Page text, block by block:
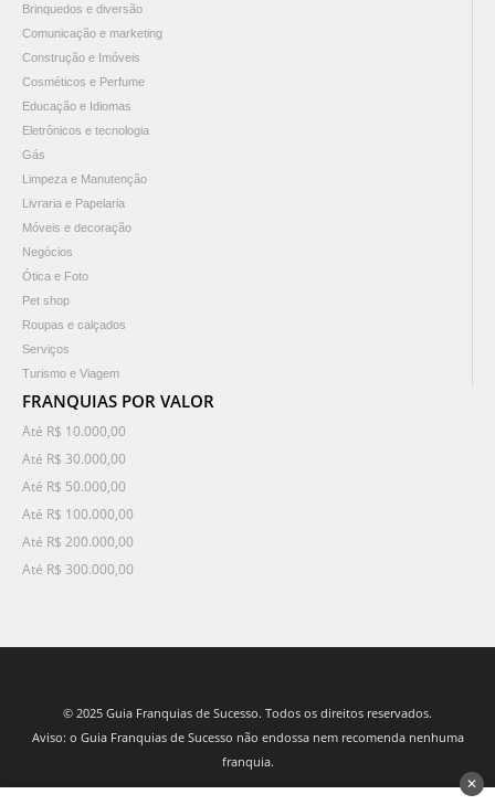
Brinquedos e diversão
Comunicação e marketing
Construção e Imóveis
Cosméticos e Perfume
Educação e Idiomas
Eletrônicos e tecnologia
Gás
Limpeza e Manutenção
Livraria e Papelaria
Móveis e decoração
Negócios
Ótica e Foto
Pet shop
Roupas e calçados
Serviços
Turismo e Viagem
FRANQUIAS POR VALOR
Até R$ 10.000,00
Até R$ 30.000,00
Até R$ 50.000,00
Até R$ 100.000,00
Até R$ 200.000,00
Até R$ 300.000,00
© 2025 Guia Franquias de Sucesso. Todos os direitos reservados.
Aviso: o Guia Franquias de Sucesso não endossa nem recomenda nenhuma
franquia.
✕